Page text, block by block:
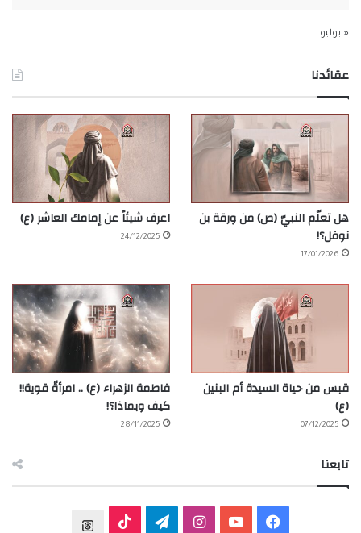
« يوليو
عقائدنا
هل تعلّم النبيّ (ص) من ورقة بن
نوفل؟!
17/01/2026
اعرف شيئاً عن إمامك العاشر (ع)
24/12/2025
قبس من حياة السيدة أم البنين
(ع)
07/12/2025
فاطمة الزهراء (ع) .. امرأةٌ قوية!!
كيف وبماذا؟!
28/11/2025
تابعنا